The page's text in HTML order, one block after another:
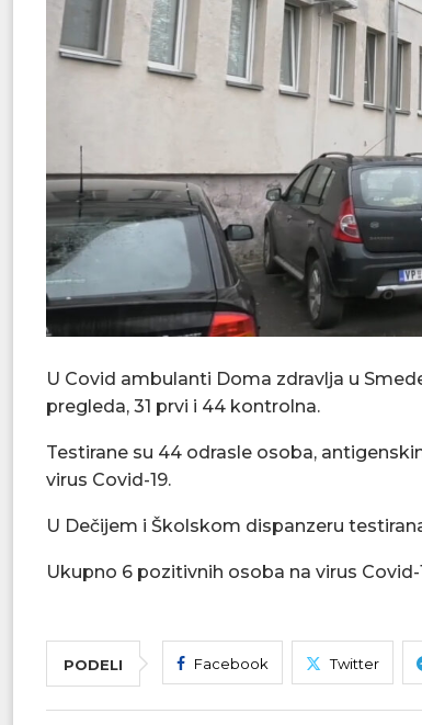
U Covid ambulanti Doma zdravlja u
pregleda, 31 prvi i 44 kontrolna.
Testirane su 44 odrasle osoba,
virus Covid-19.
U Dečijem i Školskom dispanzeru
Ukupno 6 pozitivnih osoba na virus Covid-
PODELI Facebook Twitter